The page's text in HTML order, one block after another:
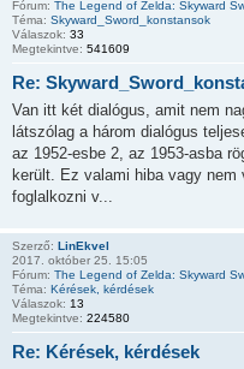
Fórum: The Legend of Zelda: Skyward
Téma: Skyward_Sword_konstansok
Válaszok: 33
Megtekintve: 541609
Re:
Van itt két dialógus, amit nem
látszólag a három dialógus
az 1952-esbe 2, az 1953-asba
került. Ez valami hiba vagy nem
foglalkozni v...
Szerző: LinEkvel
2017. október 25. 15:05
Fórum: The Legend of Zelda: Skyward
Téma: Kérések, kérdések
Válaszok: 13
Megtekintve: 224580
Re: Kérések, kérdések